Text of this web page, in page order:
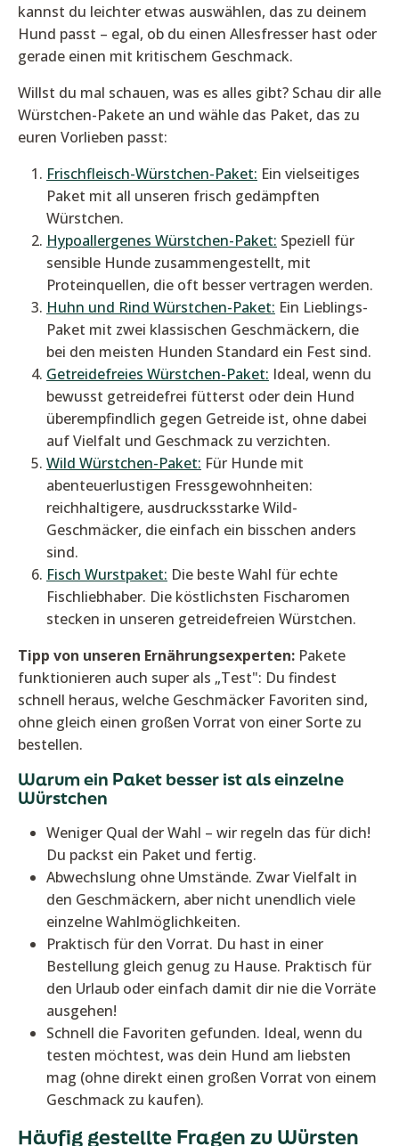
kannst du leichter etwas auswählen, das zu deinem
Hund passt – egal, ob du einen Allesfresser hast oder
gerade einen mit kritischem Geschmack.
Willst du mal schauen, was es alles gibt? Schau dir alle
Würstchen-Pakete an und wähle das Paket, das zu
euren Vorlieben passt:
Frischfleisch-Würstchen-Paket: Ein vielseitiges
Paket mit all unseren frisch gedämpften
Würstchen.
Hypoallergenes Würstchen-Paket: Speziell für
sensible Hunde zusammengestellt, mit
Proteinquellen, die oft besser vertragen werden.
Huhn und Rind Würstchen-Paket: Ein Lieblings-
Paket mit zwei klassischen Geschmäckern, die
bei den meisten Hunden Standard ein Fest sind.
Getreidefreies Würstchen-Paket: Ideal, wenn du
bewusst getreidefrei fütterst oder dein Hund
überempfindlich gegen Getreide ist, ohne dabei
auf Vielfalt und Geschmack zu verzichten.
Wild Würstchen-Paket: Für Hunde mit
abenteuerlustigen Fressgewohnheiten:
reichhaltigere, ausdrucksstarke Wild-
Geschmäcker, die einfach ein bisschen anders
sind.
Fisch Wurstpaket: Die beste Wahl für echte
Fischliebhaber. Die köstlichsten Fischaromen
stecken in unseren getreidefreien Würstchen.
Tipp von unseren Ernährungsexperten: Pakete
funktionieren auch super als „Test": Du findest
schnell heraus, welche Geschmäcker Favoriten sind,
ohne gleich einen großen Vorrat von einer Sorte zu
bestellen.
Warum ein Paket besser ist als einzelne
Würstchen
Weniger Qual der Wahl – wir regeln das für dich!
Du packst ein Paket und fertig.
Abwechslung ohne Umstände. Zwar Vielfalt in
den Geschmäckern, aber nicht unendlich viele
einzelne Wahlmöglichkeiten.
Praktisch für den Vorrat. Du hast in einer
Bestellung gleich genug zu Hause. Praktisch für
den Urlaub oder einfach damit dir nie die Vorräte
ausgehen!
Schnell die Favoriten gefunden. Ideal, wenn du
testen möchtest, was dein Hund am liebsten
mag (ohne direkt einen großen Vorrat von einem
Geschmack zu kaufen).
Häufig gestellte Fragen zu Würsten